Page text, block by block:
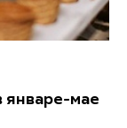
январе-мае